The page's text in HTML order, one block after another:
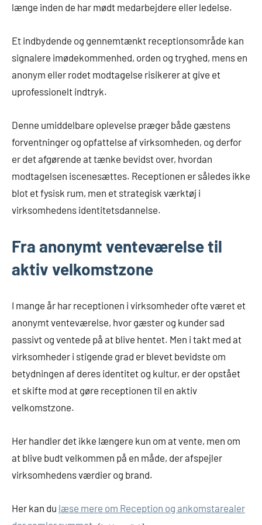
længe inden de har mødt medarbejdere eller ledelse.
Et indbydende og gennemtænkt receptionsområde kan
signalere imødekommenhed, orden og tryghed, mens en
anonym eller rodet modtagelse risikerer at give et
uprofessionelt indtryk.
Denne umiddelbare oplevelse præger både gæstens
forventninger og opfattelse af virksomheden, og derfor
er det afgørende at tænke bevidst over, hvordan
modtagelsen iscenesættes. Receptionen er således ikke
blot et fysisk rum, men et strategisk værktøj i
virksomhedens identitetsdannelse.
Fra anonymt venteværelse til
aktiv velkomstzone
I mange år har receptionen i virksomheder ofte været et
anonymt venteværelse, hvor gæster og kunder sad
passivt og ventede på at blive hentet. Men i takt med at
virksomheder i stigende grad er blevet bevidste om
betydningen af deres identitet og kultur, er der opstået
et skifte mod at gøre receptionen til en aktiv
velkomstzone.
Her handler det ikke længere kun om at vente, men om
at blive budt velkommen på en måde, der afspejler
virksomhedens værdier og brand.
Her kan du læse mere om Reception og ankomstarealer